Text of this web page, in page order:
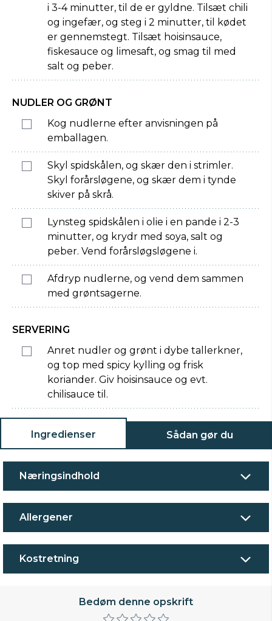
i 3-4 minutter, til de er gyldne. Tilsæt chili
og ingefær, og steg i 2 minutter, til kødet
er gennemstegt. Tilsæt hoisinsauce,
fiskesauce og limesaft, og smag til med
salt og peber.
NUDLER OG GRØNT
Kog nudlerne efter anvisningen på
emballagen.
Skyl spidskålen, og skær den i strimler.
Skyl forårsløgene, og skær dem i tynde
skiver på skrå.
Lynsteg spidskålen i olie i en pande i 2-3
minutter, og krydr med soya, salt og
peber. Vend forårsløgsløgene i.
Afdryp nudlerne, og vend dem sammen
med grøntsagerne.
SERVERING
Anret nudler og grønt i dybe tallerkner,
og top med spicy kylling og frisk
koriander. Giv hoisinsauce og evt.
chilisauce til.
Ingredienser Sådan gør du
Næringsindhold
Allergener
Kostretning
Bedøm denne opskrift